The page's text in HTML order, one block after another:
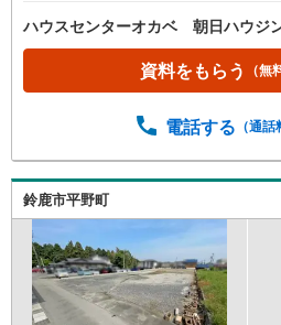
ハウスセンターオカベ 朝日ハウジ
資料をもらう （無
電話する （通話
鈴鹿市平野町